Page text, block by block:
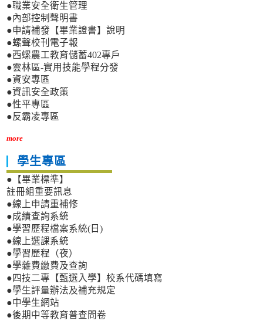
●職業安全衛生管理
●內部控制聲明書
●申請補發【畢業證書】說明
●螺聲校刊電子報
●西螺農工教育儲蓄402專戶
●雲林區-實用技能學程分發
●資安專區
●資訊安全政策
●性平專區
●反霸凌專區
more
學生專區
●【畢業標準】
註冊組重要訊息
●線上申請重補修
●成績查詢系統
●學習歷程檔案系統(日)
●線上選課系統
●學習歷程（夜）
●學雜費繳費及查詢
●四技二專【甄選入學】校系代碼填寫
●學生評量辦法及補充規定
●中學生網站
●後期中等教育普查問卷